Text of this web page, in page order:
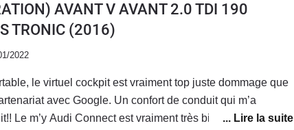
routiere confortable tout en etant dynamique,
c'est le compromis ideale entre la BMW et la
CD
AVANT V AVANT 2.0 TDI 190
TRONIC (2016)
2022
le virtuel cockpit est vraiment top juste dommage que
avec Google. Un confort de conduit qui m’a
Le m’y Audi Connect est vraiment très bien avec une